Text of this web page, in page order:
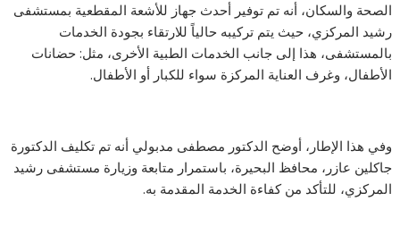
الصحة والسكان، أنه تم توفير أحدث جهاز للأشعة المقطعية بمستشفى
رشيد المركزي، حيث يتم تركيبه حالياً للارتقاء بجودة الخدمات
بالمستشفى، هذا إلى جانب الخدمات الطبية الأخرى، مثل: حضانات
الأطفال، وغرف العناية المركزة سواء للكبار أو الأطفال.
وفي هذا الإطار، أوضح الدكتور مصطفى مدبولي أنه تم تكليف الدكتورة
جاكلين عازر، محافظ البحيرة، باستمرار متابعة وزيارة مستشفى رشيد
المركزي، للتأكد من كفاءة الخدمة المقدمة به.